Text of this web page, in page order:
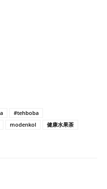
#tehboba
modenkol
健康水果茶